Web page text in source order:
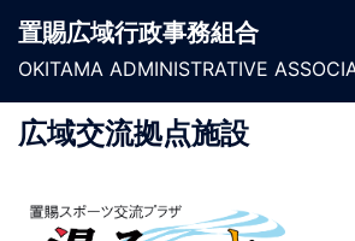
ン
置賜広域行政事務組合
OKITAMA ADMINISTRATIVE
広域交流拠点施設